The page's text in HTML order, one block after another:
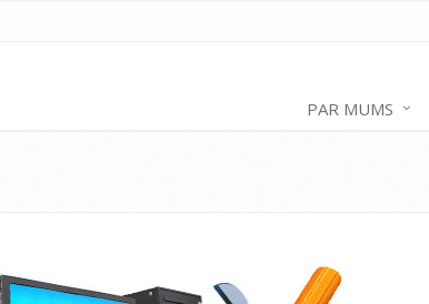
PAR MUMS